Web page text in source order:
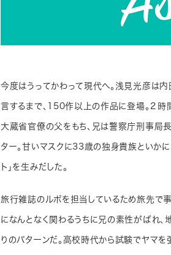
今度はうってかわって現代へ。浅見光彦は
言するまで、150作以上の作品に登場。２時
大蔵省官僚の父をもち、兄は警察庁刑事局長
ター。甘いマスクに33歳の独身貴族といかに
ト」を生みだした。
旅行雑誌のルポを担当しているため旅先で
になんとなく関わるうちに兄の素性がばれ
りのパターンだ。高校時代から試験でヤマ